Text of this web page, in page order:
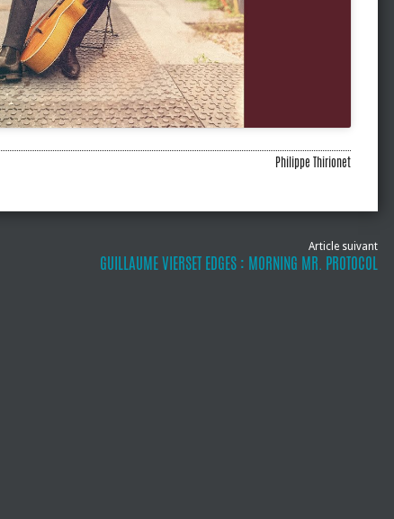
Philippe Thirionet
Article suivant
GUILLAUME VIERSET EDGES : MORNING MR. PROTOCOL